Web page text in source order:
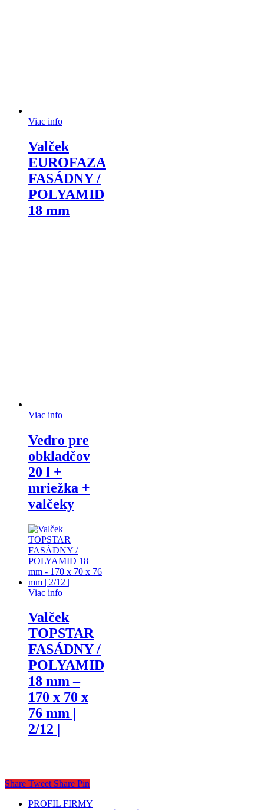
Viac info
Valček
EUROFAZA
FASÁDNY /
POLYAMID
18 mm
Viac info
Vedro pre
obkladčov
20 l +
mriežka +
valčeky
Viac info
Valček
TOPSTAR
FASÁDNY /
POLYAMID
18 mm –
170 x 70 x
76 mm |
2/12 |
Share Tweet Share Pin
PROFIL FIRMY